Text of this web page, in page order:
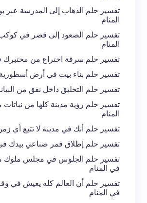
تفسير حلم الذهاب إلى المدرسة عبر
المنام
تفسير حلم الصعود إلى قصر في
المنام
تفسير حلم سرقة اختراع من مختبرك
تفسير حلم بناء بيت في أرض أسطورية
تفسير حلم التحليق داخل نفق من
تفسير حلم رؤية مدينة كلها من
المنام
تفسير حلم أنك في مدينة لا تتبع أي
تفسير حلم إطلاق قمر صناعي بيدك في
تفسير حلم الجلوس في مجلس ملوك
في المنام
تفسير حلم أن العالم كله يعيش في
في المنام